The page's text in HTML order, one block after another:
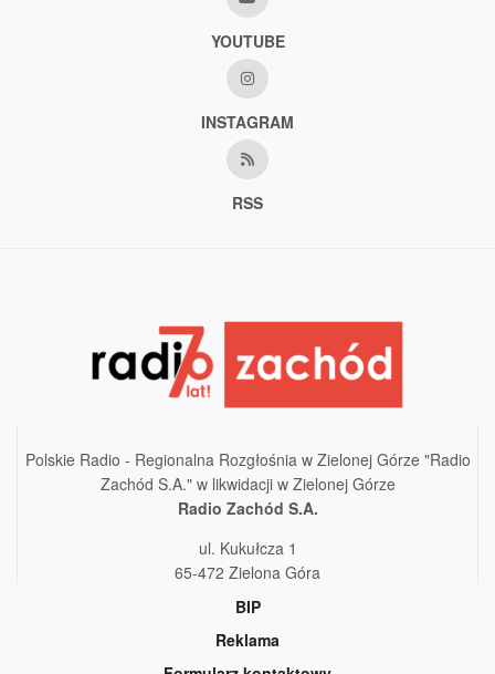
YOUTUBE
INSTAGRAM
RSS
Polskie Radio - Regionalna Rozgłośnia w Zielonej Górze "Radio
Zachód S.A." w likwidacji w Zielonej Górze
Radio Zachód S.A.
ul. Kukułcza 1
65-472 Zielona Góra
BIP
Reklama